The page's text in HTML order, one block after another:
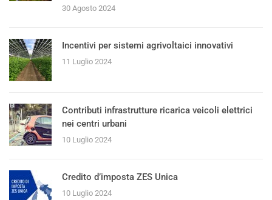
30 Agosto 2024
Incentivi per sistemi agrivoltaici innovativi
11 Luglio 2024
Contributi infrastrutture ricarica veicoli elettrici
nei centri urbani
10 Luglio 2024
Credito d’imposta ZES Unica
10 Luglio 2024